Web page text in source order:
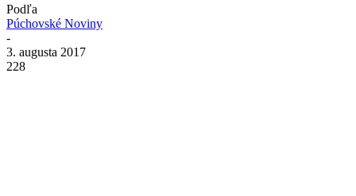
Podľa
Púchovské Noviny
-
3. augusta 2017
228